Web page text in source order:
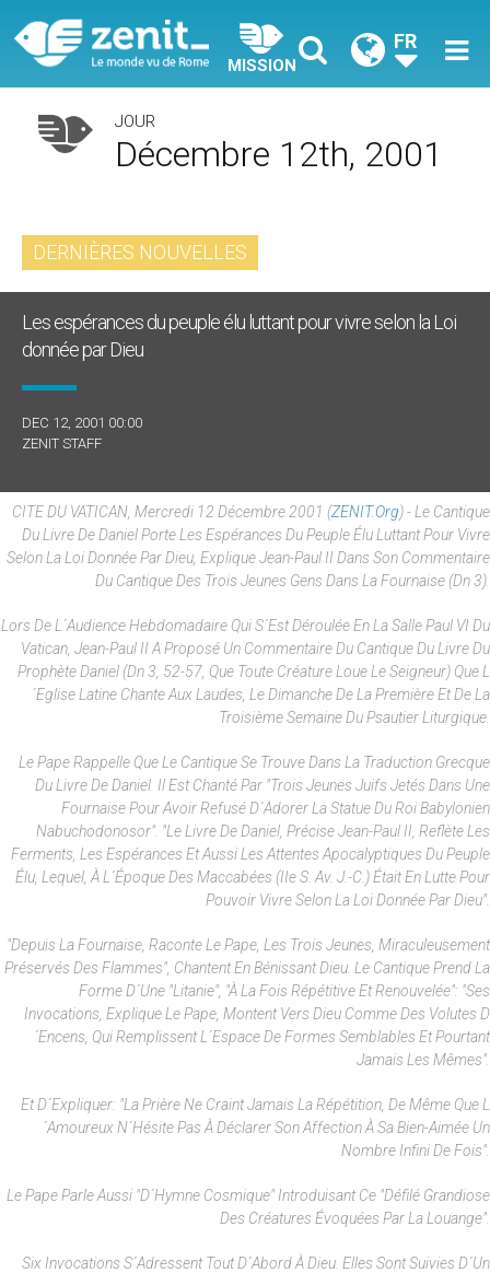
MISSION
FR
JOUR
Décembre 12th, 2001
DERNIÈRES NOUVELLES
Les espérances du peuple élu luttant pour vivre selon la Loi
donnée par Dieu
DEC 12, 2001 00:00
ZENIT STAFF
CITE DU VATICAN, Mercredi 12 Décembre 2001 (ZENIT.org) - Le Cantique
Du Livre De Daniel Porte Les Espérances Du Peuple Élu Luttant Pour Vivre
Selon La Loi Donnée Par Dieu, Explique Jean-Paul II Dans Son Commentaire
Du Cantique Des Trois Jeunes Gens Dans La Fournaise (Dn 3).
Lors De L´audience Hebdomadaire Qui S´est Déroulée En La Salle Paul VI Du
Vatican, Jean-Paul II A Proposé Un Commentaire Du Cantique Du Livre Du
Prophète Daniel (Dn 3, 52-57, Que Toute Créature Loue Le Seigneur) Que L
´Eglise Latine Chante Aux Laudes, Le Dimanche De La Première Et De La
Troisième Semaine Du Psautier Liturgique.
Le Pape Rappelle Que Le Cantique Se Trouve Dans La Traduction Grecque
Du Livre De Daniel. Il Est Chanté Par "trois Jeunes Juifs Jetés Dans Une
Fournaise Pour Avoir Refusé D´adorer La Statue Du Roi Babylonien
Nabuchodonosor". "Le Livre De Daniel, Précise Jean-Paul II, Reflète Les
Ferments, Les Espérances Et Aussi Les Attentes Apocalyptiques Du Peuple
Élu, Lequel, À L´époque Des Maccabées (IIe S. Av. J.-C.) Était En Lutte Pour
Pouvoir Vivre Selon La Loi Donnée Par Dieu".
"Depuis La Fournaise, Raconte Le Pape, Les Trois Jeunes, Miraculeusement
Préservés Des Flammes", Chantent En Bénissant Dieu. Le Cantique Prend La
Forme D´une "litanie", "à La Fois Répétitive Et Renouvelée": "ses
Invocations, Explique Le Pape, Montent Vers Dieu Comme Des Volutes D
´encens, Qui Remplissent L´espace De Formes Semblables Et Pourtant
Jamais Les Mêmes".
Et D´expliquer: "La Prière Ne Craint Jamais La Répétition, De Même Que L
´amoureux N´hésite Pas À Déclarer Son Affection À Sa Bien-Aimée Un
Nombre Infini De Fois".
Le Pape Parle Aussi "d´hymne Cosmique" Introduisant Ce "défilé Grandiose
Des Créatures Évoquées Par La Louange".
Six Invocations S´adressent Tout D´abord À Dieu. Elles Sont Suivies D´un